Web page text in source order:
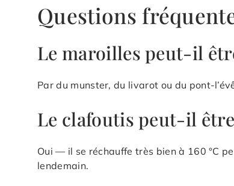
Questions
Le maroilles peut-il
Par du munster, du livarot ou du pont-
Le clafoutis peut-il
Oui — il se réchauffe très bien à 160 °C
lendemain.